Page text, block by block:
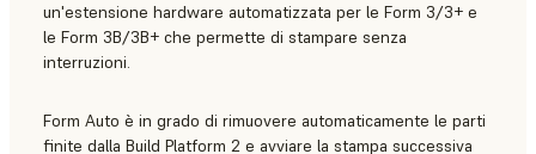
un'estensione hardware automatizzata per le Form 3/3+ e
le Form 3B/3B+ che permette di stampare senza
interruzioni.
Form Auto è in grado di rimuovere automaticamente le parti
finite dalla Build Platform 2 e avviare la stampa successiva